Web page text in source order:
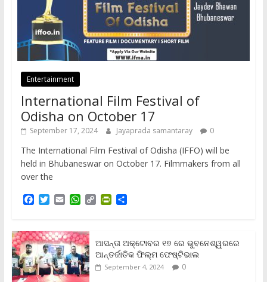
Entertainment
International Film Festival of
Odisha on October 17
September 17, 2024 Jayaprada samantaray 0
The International Film Festival of Odisha (IFFO) will be
held in Bhubaneswar on October 17. Filmmakers from all
over the
F
e
b
o
o
k
T
t
t
e
r
E
i
l
W
t
s
A
p
p
C
L
i
n
k
P
t
F
r
i
S
e
ଆସନ୍ତା ଅକ୍ଟୋବର ୧୭ ରେ ଭୁବନେଶ୍ୱରରେ
ଆନ୍ତର୍ଜାତିକ ଫିଲ୍ମ ଫେଷ୍ଟିଭାଲ
September 4, 2024 0